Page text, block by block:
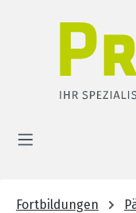
Fortbildungen